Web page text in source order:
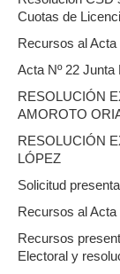
Cuotas de
Recursos al Acta
Acta Nº 22 Junta
RESOLUCIÓN
AMOROTO
RESOLUCIÓN
LÓPEZ
Solicitud
Recursos al Acta
Recursos
Electoral y